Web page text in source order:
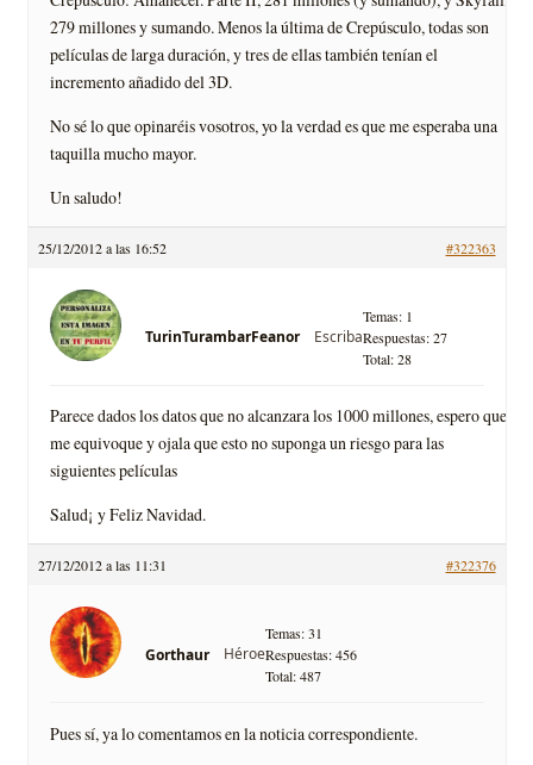
279 millones y sumando. Menos la última de Crepúsculo, todas son
películas de larga duración, y tres de ellas también tenían el
incremento añadido del 3D.
No sé lo que opinaréis vosotros, yo la verdad es que me esperaba una
taquilla mucho mayor.
Un saludo!
25/12/2012 a las 16:52 #322363
TurinTurambarFeanor Escriba
Temas: 1
Respuestas: 27
Total: 28
Parece dados los datos que no alcanzara los 1000 millones, espero que
me equivoque y ojala que esto no suponga un riesgo para las
siguientes películas
Salud¡ y Feliz Navidad.
27/12/2012 a las 11:31 #322376
Gorthaur Héroe
Temas: 31
Respuestas: 456
Total: 487
Pues sí, ya lo comentamos en la noticia correspondiente.